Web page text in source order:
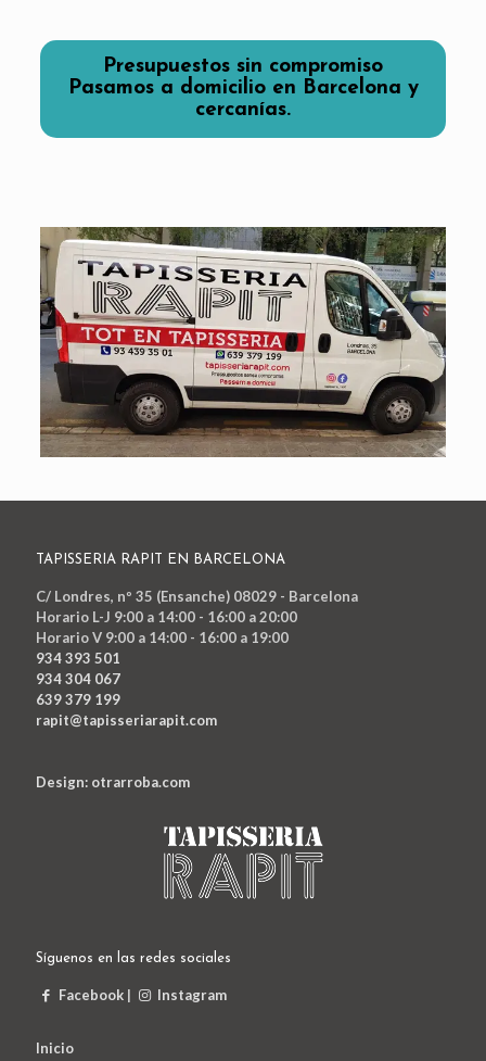
Presupuestos sin compromiso
Pasamos a domicilio en Barcelona y
cercanías.
TAPISSERIA RAPIT EN BARCELONA
C/ Londres, nº 35 (Ensanche) 08029 - Barcelona
Horario L-J 9:00 a 14:00 - 16:00 a 20:00
Horario V 9:00 a 14:00 - 16:00 a 19:00
934 393 501
934 304 067
639 379 199
rapit@tapisseriarapit.com
Design: otrarroba.com
Síguenos en las redes sociales
Facebook | Instagram
Inicio